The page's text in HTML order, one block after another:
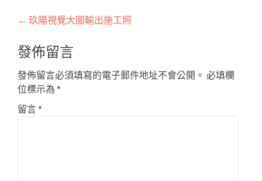
Post
navigation
← 玖陽視覺大圖輸出施工照
發佈留言
發佈留言必須填寫的電子郵件地址不會公開。 必填欄
位標示為 *
留言*